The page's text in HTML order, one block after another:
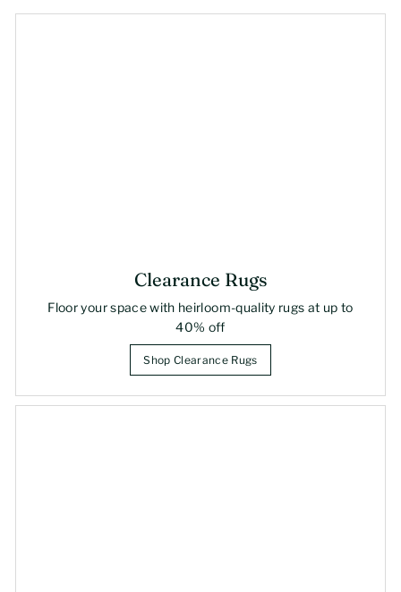
Clearance Rugs
Floor your space with heirloom-quality rugs at up to
40% off
Shop Clearance Rugs